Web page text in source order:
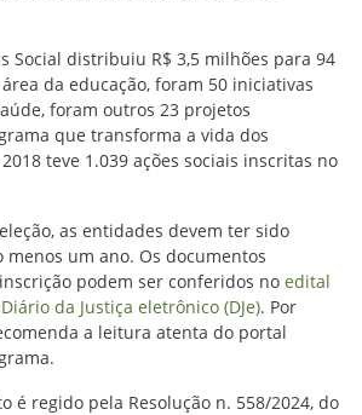
Social distribuiu R$ 3,5 milhões para 94
da educação, foram 50 iniciativas
foram outros 23 projetos
que transforma a vida dos
teve 1.039 ações sociais inscritas no
as entidades devem ter sido
um ano. Os documentos
podem ser conferidos no edital
da Justiça eletrônico (DJe). Por
a leitura atenta do portal
é regido pela Resolução n. 558/2024, do